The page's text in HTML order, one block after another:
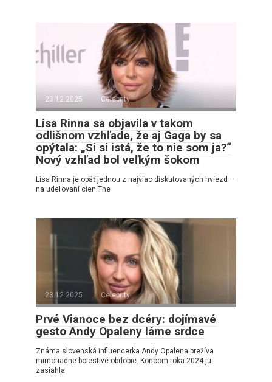
23.12.2025 Celebrity
Lisa Rinna sa objavila v takom
odlišnom vzhľade, že aj Gaga by sa
opýtala: „Si si istá, že to nie som ja?“
Nový vzhľad bol veľkým šokom
Lisa Rinna je opäť jednou z najviac diskutovaných hviezd –
na udeľovaní cien The
23.12.2025 Celebrity
Prvé Vianoce bez dcéry: dojímavé
gesto Andy Opaleny láme srdce
Známa slovenská influencerka Andy Opalena prežíva
mimoriadne bolestivé obdobie. Koncom roka 2024 ju
zasiahla